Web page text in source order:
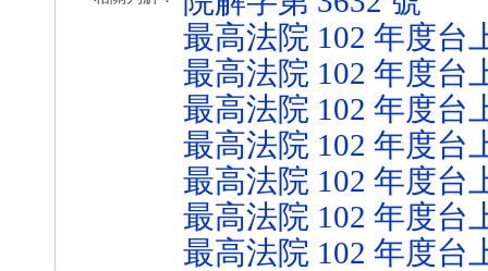
最高法院 102 年度台
最高法院 102 年度台
最高法院 102 年度台
最高法院 102 年度台
最高法院 102 年度台
最高法院 102 年度台
最高法院 102 年度台